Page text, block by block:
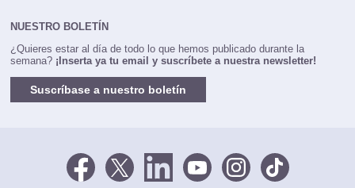
NUESTRO BOLETÍN
¿Quieres estar al día de todo lo que hemos publicado durante la
semana? ¡Inserta ya tu email y suscríbete a nuestra newsletter!
Suscríbase a nuestro boletín